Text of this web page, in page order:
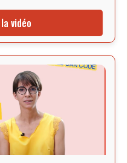
vers le
vidéo